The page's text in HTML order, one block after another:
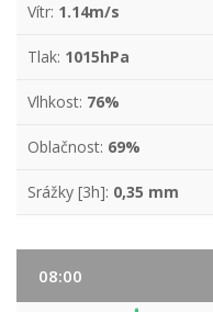
Vítr: 1.14m/s
Tlak: 1015hPa
Vlhkost: 76%
Oblačnost: 69%
Srážky [3h]: 0,35 mm
08:00